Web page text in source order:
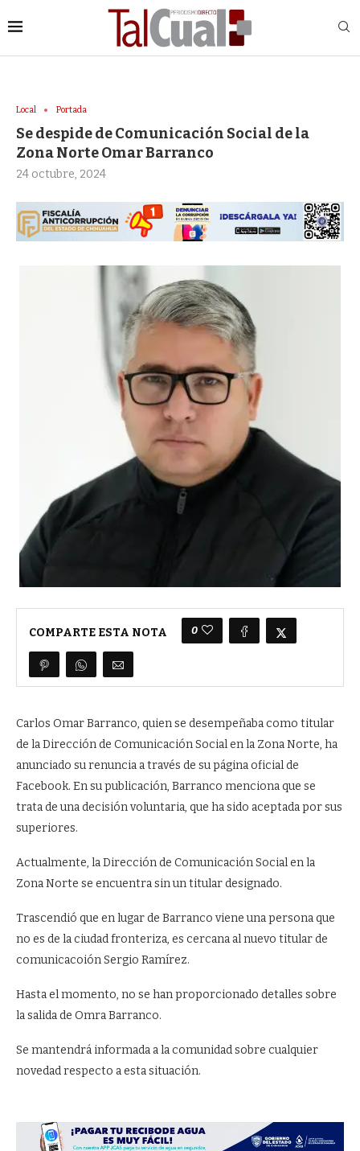
Local Portada
Se despide de Comunicación Social de la
Zona Norte Omar Barranco
24 octubre, 2024
COMPARTE ESTA NOTA 0
Carlos Omar Barranco, quien se desempeñaba como titular
de la Dirección de Comunicación Social en la Zona Norte, ha
anunciado su renuncia a través de su página oficial de
Facebook. En su publicación, Barranco menciona que se
trata de una decisión voluntaria, que ha sido aceptada por sus
superiores.
Actualmente, la Dirección de Comunicación Social en la
Zona Norte se encuentra sin un titular designado.
Trascendió que en lugar de Barranco viene una persona que
no es de la ciudad fronteriza, es cercana al nuevo titular de
comunicacoión Sergio Ramírez.
Hasta el momento, no se han proporcionado detalles sobre
la salida de Omra Barranco.
Se mantendrá informada a la comunidad sobre cualquier
novedad respecto a esta situación.